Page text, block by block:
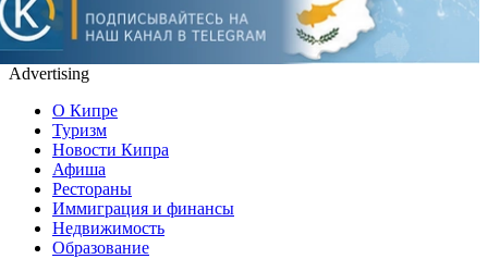
Advertising
О Кипре
Туризм
Новости Кипра
Афиша
Рестораны
Иммиграция и финансы
Недвижимость
Образование